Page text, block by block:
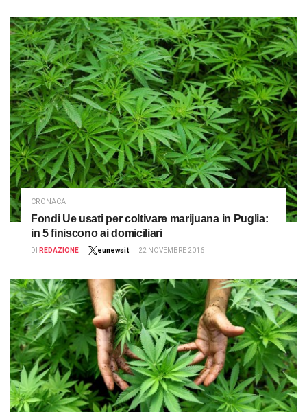
CRONACA
Fondi Ue usati per coltivare marijuana in Puglia:
in 5 finiscono ai domiciliari
DI REDAZIONE eunewsit 22 NOVEMBRE 2016